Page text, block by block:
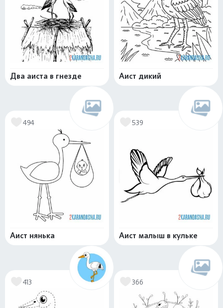
Два аиста в гнезде Аист дикий
494
Аист нянька
539
Аист малыш в кульке
413 366